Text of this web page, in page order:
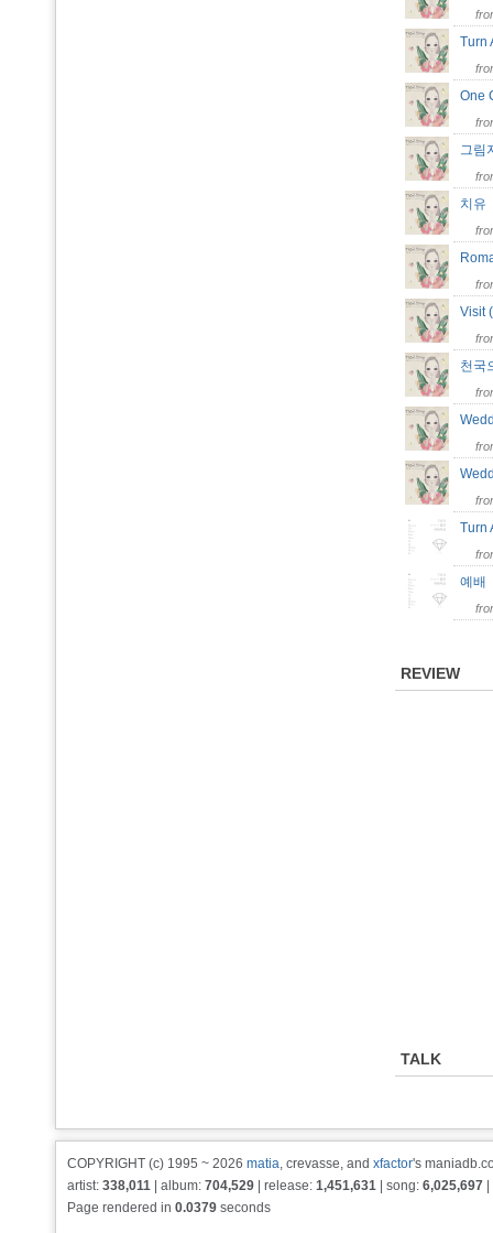
One
그림
치
Visit
천
예
REVIEW
TALK
COPYRIGHT (c) 1995 ~ 2026 matia, crevasse, and xfactor's
artist: 338,011 | album: 704,529 | release: 1,451,631 | song: 6,025,697
Page rendered in 0.0379 seconds